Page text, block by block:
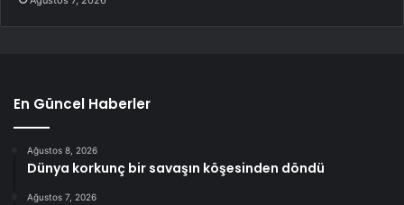
En Güncel Haberler
Ağustos 8, 2026
Dünya korkunç bir savaşın köşesinden döndü
Ağustos 7, 2026